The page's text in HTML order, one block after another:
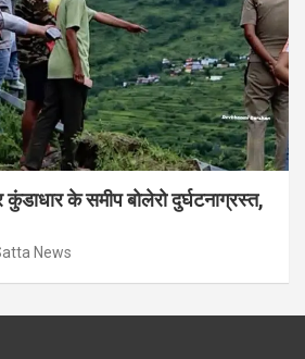
कुंडाधार के समीप बोलेरो दुर्घटनाग्रस्त,
News